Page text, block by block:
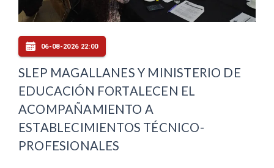
06-08-2026 22:00
SLEP MAGALLANES Y MINISTERIO DE
EDUCACIÓN FORTALECEN EL
ACOMPAÑAMIENTO A
ESTABLECIMIENTOS TÉCNICO-
PROFESIONALES